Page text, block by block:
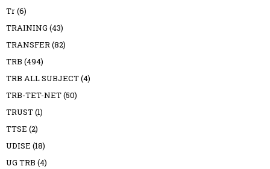
Tr(6)
TRAINING (43)
TRANSFER(82)
TRB (494)
TRB ALL SUBJECT(4)
TRB-TET-NET(50)
TRUST(1)
TTSE (2)
UDISE (18)
UG TRB (4)